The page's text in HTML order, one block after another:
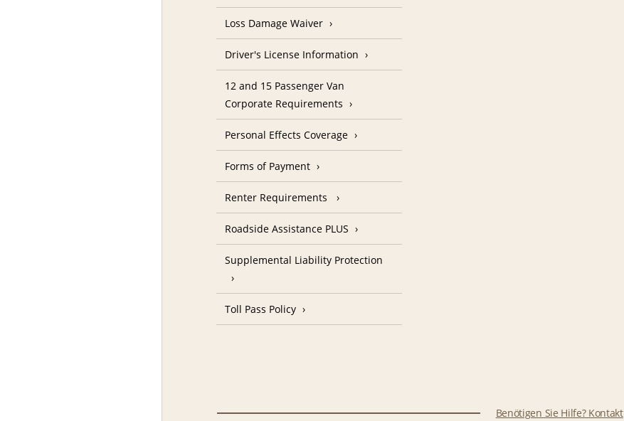
Loss Damage Waiver
Driver's License Information
12 and 15 Passenger Van
Corporate Requirements
Personal Effects Coverage
Forms of Payment
Renter Requirements
Roadside Assistance PLUS
Supplemental Liability Protection
Toll Pass Policy
Benötigen Sie Hilfe? Kontakt